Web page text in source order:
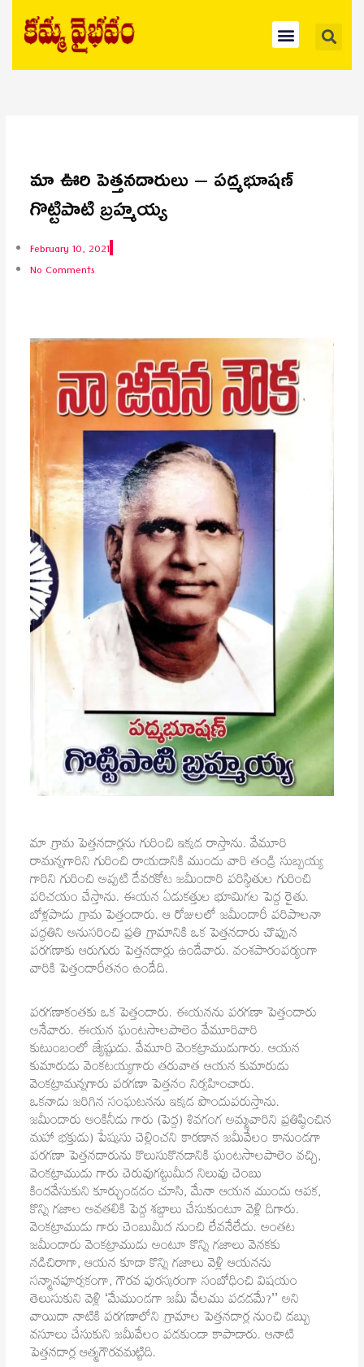
content
Menu
మా ఊరి పెత్తనదారులు – పద్మభూషణ్
గొట్టిపాటి బ్రహ్మయ్య
February 10, 2021
No Comments
మా గ్రామ పెత్తనదార్లను గురించి ఇక్కడ రాస్తాను. వేమూరి
రామన్నగారిని గురించి రాయడానికి ముందు వారి తండ్రి సుబ్బయ్య
గారిని గురించి అప్పటి దేవరకోట జమీందారి పరిస్థితుల గురించి
పరిచయం చేస్తాను. ఈయన ఏడుకత్తుల భూమిగల పెద్ద రైతు.
బోళ్లపాడు గ్రామ పెత్తందారు. ఆ రోజులలో జమీందారీ పరిపాలనా
పద్ధతిని అనుసరించి ప్రతి గ్రామానికి ఒక పెత్తనదారు చొప్పున
పరగణాకు ఆరుగురు పెత్తనదార్లు ఉండేవారు. వంశపారంపర్యంగా
వారికి పెత్తందారీతనం ఉండేది.
పరగణాకంతకు ఒక పెత్తందారు. ఈయనను పరగణా పెత్తందారు
అనేవారు. ఈయన ఘంటసాలపాలెం వేమూరివారి
కుటుంబంలో జ్యేష్టుడు. వేమూరి వెంకట్రాముడుగారు. ఆయన
కుమారుడు వెంకటయ్యగారు తరువాత ఆయన కుమారుడు
వెంకట్రామన్నగారు పరగణా పెత్తనం నిర్వహించారు.
ఒకనాడు జరిగిన సంఘటనను ఇక్కడ పొందుపరుస్తాను.
జమీందారు అంకినీడు గారు (పెద్ద) శివగంగ అమ్మవారిని ప్రతిష్ఠించిన
మహా భక్తుడు) పేష్కసు చెల్లించని కారణాన జమీవేలం కానుండగా
పరగణా పెత్తనదారును కొలుసుకొనడానికి ఘంటసాలపాలెం వచ్చి,
వెంకట్రాముడు గారు చెరువుగట్టుమీద నిలువు చెంబు
కిందవేసుకుని కూర్చుండడం చూసి, మేనా ఆయన ముందు ఆపక,
కొన్ని గజాల అవతలికి పెద్ద శబ్దాలు చేసుకుంటూ వెళ్లి దిగారు.
వెంకట్రాముడు గారు చెంబుమీద నుంచి లేవనేలేదు. అంతట
జమీందారు వెంకట్రాముడు అంటూ కొన్ని గజాలు వెనకకు
నడిచిరాగా, ఆయన కూడా కొన్ని గజాలు వెళ్లి ఆయనను
సన్మానపూర్వకంగా, గౌరవ పురస్కరంగా సంబోధించి విషయం
తెలుసుకుని వెళ్లి ‘మేముండగా జమీ వేలము పడడమే?’’ అని
వాయిదా నాటికి పరగణాలోని గ్రామాల పెత్తనదార్ల నుంచి డబ్బు
వసూలు చేసుకుని జమీవేలం పడకుండా కాపాడారు. ఆనాటి
పెత్తనదార్ల ఆత్మగౌరవమట్టిది.